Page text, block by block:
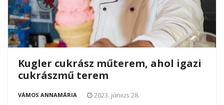
Kugler cukrász műterem, ahol igazi
cukrászmű terem
VÁMOS ANNAMÁRIA 2023. június 28.